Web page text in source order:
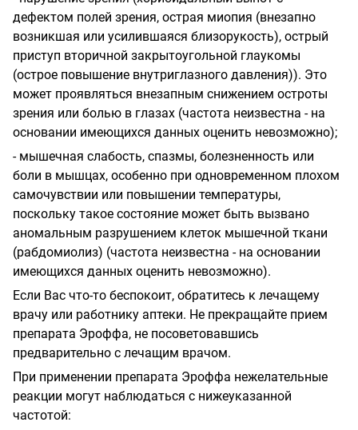
дефектом полей зрения, острая миопия (внезапно
возникшая или усилившаяся близорукость), острый
приступ вторичной закрытоугольной глаукомы
(острое повышение внутриглазного давления)). Это
может проявляться внезапным снижением остроты
зрения или болью в глазах (частота неизвестна - на
основании имеющихся данных оценить невозможно);
- мышечная слабость, спазмы, болезненность или
боли в мышцах, особенно при одновременном плохом
самочувствии или повышении температуры,
поскольку такое состояние может быть вызвано
аномальным разрушением клеток мышечной ткани
(рабдомиолиз) (частота неизвестна - на основании
имеющихся данных оценить невозможно).
Если Вас что-то беспокоит, обратитесь к лечащему
врачу или работнику аптеки. Не прекращайте прием
препарата Эроффа, не посоветовавшись
предварительно с лечащим врачом.
При применении препарата Эроффа нежелательные
реакции могут наблюдаться с нижеуказанной
частотой: